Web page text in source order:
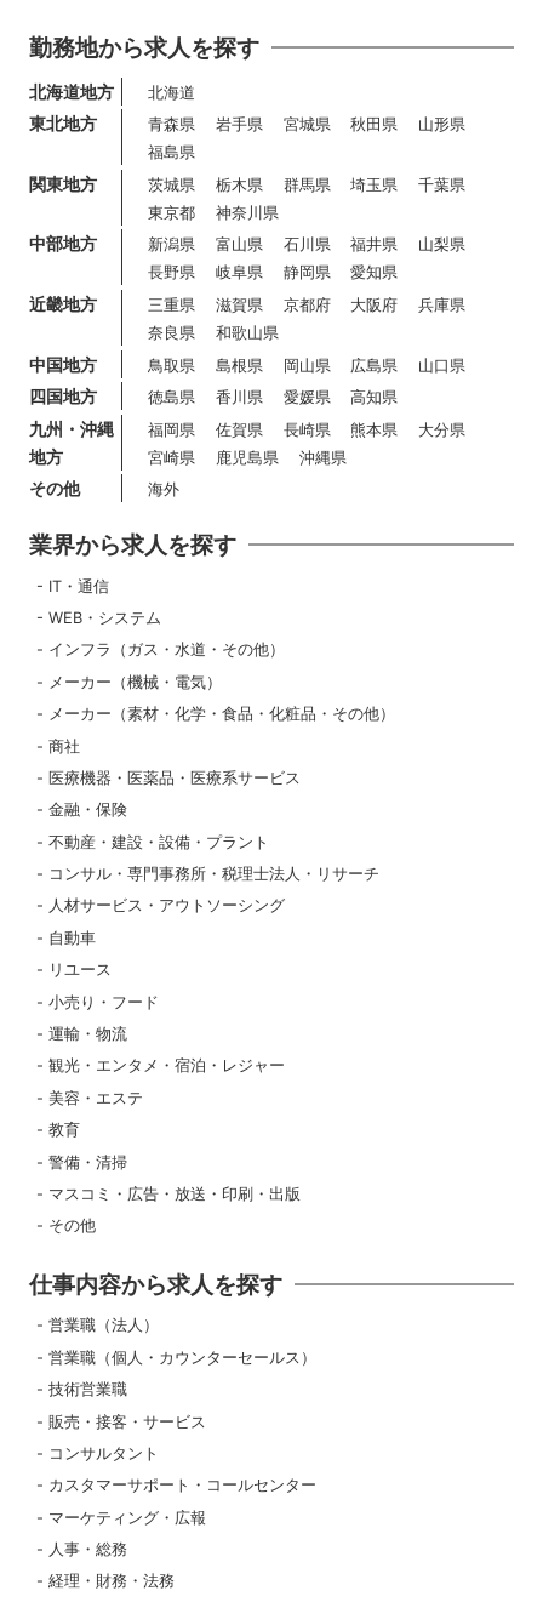
勤務地から求人を探す
北海道地方 北海道
東北地方 青森県 岩手県 宮城県 秋田県
山形県
福島県
関東地方 茨城県 栃木県 群馬県 埼玉県
千葉県
東京都
神奈川県
中部地方 新潟県 富山県 石川県 福井県
山梨県
長野県
岐阜県 静岡県 愛知県
近畿地方 三重県 滋賀県 京都府 大阪府
兵庫県
奈良県
和歌山県
中国地方 鳥取県 島根県 岡山県 広島県 山口県
四国地方 徳島県 香川県 愛媛県 高知県
九州・沖縄
地方
福岡県 佐賀県 長崎県 熊本県
大分県
宮崎県
鹿児島県 沖縄県
その他 海外
業界から求人を探す
IT・通信
WEB・システム
インフラ（ガス・水道・その他）
メーカー（機械・電気）
メーカー（素材・化学・食品・化粧品・その他）
商社
医療機器・医薬品・医療系サービス
金融・保険
不動産・建設・設備・プラント
コンサル・専門事務所・税理士法人・リサーチ
人材サービス・アウトソーシング
自動車
リユース
小売り・フード
運輸・物流
観光・エンタメ・宿泊・レジャー
美容・エステ
教育
警備・清掃
マスコミ・広告・放送・印刷・出版
その他
仕事内容から求人を探す
営業職（法人）
営業職（個人・カウンターセールス）
技術営業職
販売・接客・サービス
コンサルタント
カスタマーサポート・コールセンター
マーケティング・広報
人事・総務
経理・財務・法務